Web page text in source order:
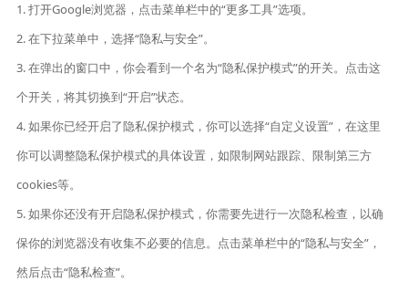
1. 打开Google浏览器，点击菜单栏中的“更多工具”选项。
2. 在下拉菜单中，选择“隐私与安全”。
3. 在弹出的窗口中，你会看到一个名为“隐私保护模式”的开关。点击这
个开关，将其切换到“开启”状态。
4. 如果你已经开启了隐私保护模式，你可以选择“自定义设置”，在这里
你可以调整隐私保护模式的具体设置，如限制网站跟踪、限制第三方
cookies等。
5. 如果你还没有开启隐私保护模式，你需要先进行一次隐私检查，以确
保你的浏览器没有收集不必要的信息。点击菜单栏中的“隐私与安全”，
然后点击“隐私检查”。